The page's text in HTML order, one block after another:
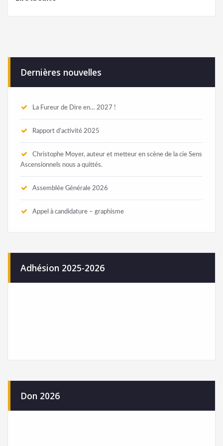
Dernières nouvelles
La Fureur de Dire en… 2027 !
Rapport d’activité 2025
Christophe Moyer, auteur et metteur en scène de la cie Sens
Ascensionnels nous a quittés.
Assemblée Générale 2026
Appel à candidature – graphisme
Adhésion 2025-2026
Don 2026